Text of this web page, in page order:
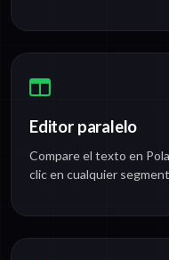
Editor paralelo
Compare el texto en
clic en cualquier